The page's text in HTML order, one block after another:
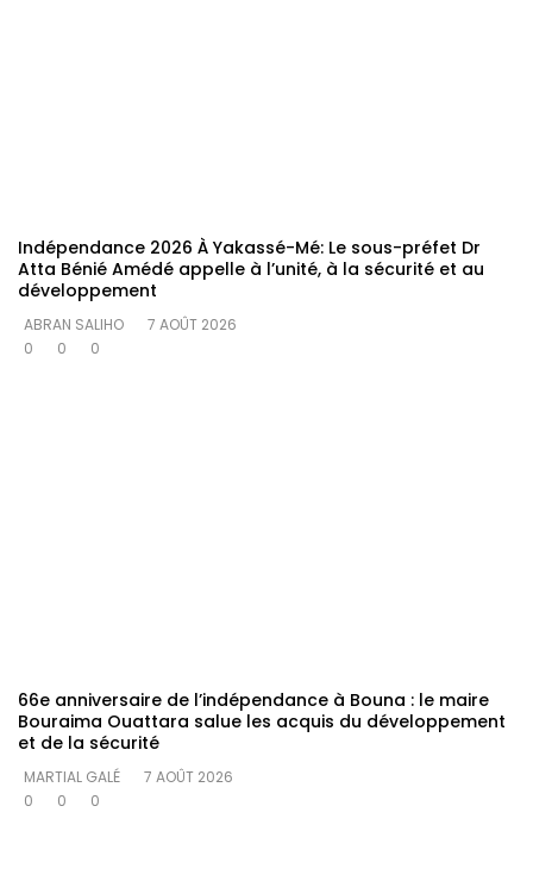
Indépendance 2026 À Yakassé-Mé: Le sous-préfet Dr
Atta Bénié Amédé appelle à l’unité, à la sécurité et au
développement
ABRAN SALIHO
7 AOÛT 2026
0
0 0
66e anniversaire de l’indépendance à Bouna : le maire
Bouraima Ouattara salue les acquis du développement
et de la sécurité
MARTIAL GALÉ
7 AOÛT 2026
0
0 0